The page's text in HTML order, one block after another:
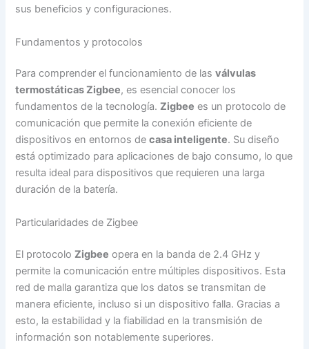
sus beneficios y configuraciones.
Fundamentos y protocolos
Para comprender el funcionamiento de lasválvulas
termostáticas Zigbee, es esencial conocer los
fundamentos de la tecnología.Zigbee es un protocolo de
comunicación que permite la conexión eficiente de
dispositivos en entornos decasa inteligente. Su diseño
está optimizado para aplicaciones de bajo consumo, lo que
resulta ideal para dispositivos que requieren una larga
duración de la batería.
Particularidades de Zigbee
El protocoloZigbee opera en la banda de 2.4 GHz y
permite la comunicación entre múltiples dispositivos. Esta
red de malla garantiza que los datos se transmitan de
manera eficiente, incluso si un dispositivo falla. Gracias a
esto, la estabilidad y la fiabilidad en la transmisión de
información son notablemente superiores.